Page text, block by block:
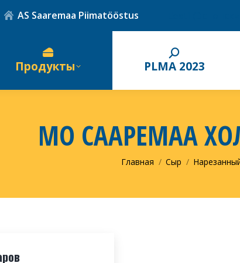
AS Saaremaa Piimatööstus
Продукты PLMA 2023
MO СААРЕМАА
Вы здесь:
Главная Сыр